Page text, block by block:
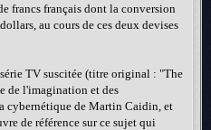
francs français dont la conversion
au cours de ces deux devises
TV suscitée (titre original : "The
de l'imagination et des
cybernétique de Martin Caidin, et
de référence sur ce sujet qui